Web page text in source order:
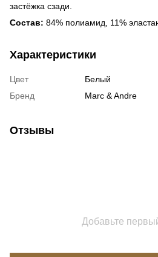
застёжка сзади.
Состав: 84% полиамид, 11%
Характеристики
Цвет
Белый
Бренд
Marc & Andre
Отзывы
Добавьте